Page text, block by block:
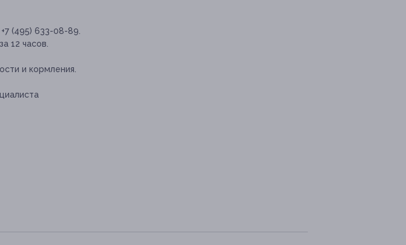
(495) 633-08-89.
12 часов.
и кормления.